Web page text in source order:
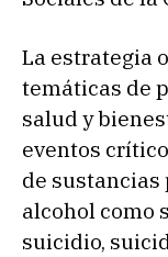
La estrategia
temáticas de
salud y
eventos
de
alcohol como
suicidio,